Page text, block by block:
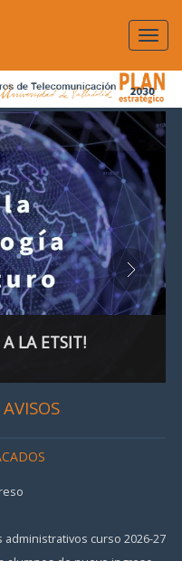
A LA ETSIT!
curso 2026-27